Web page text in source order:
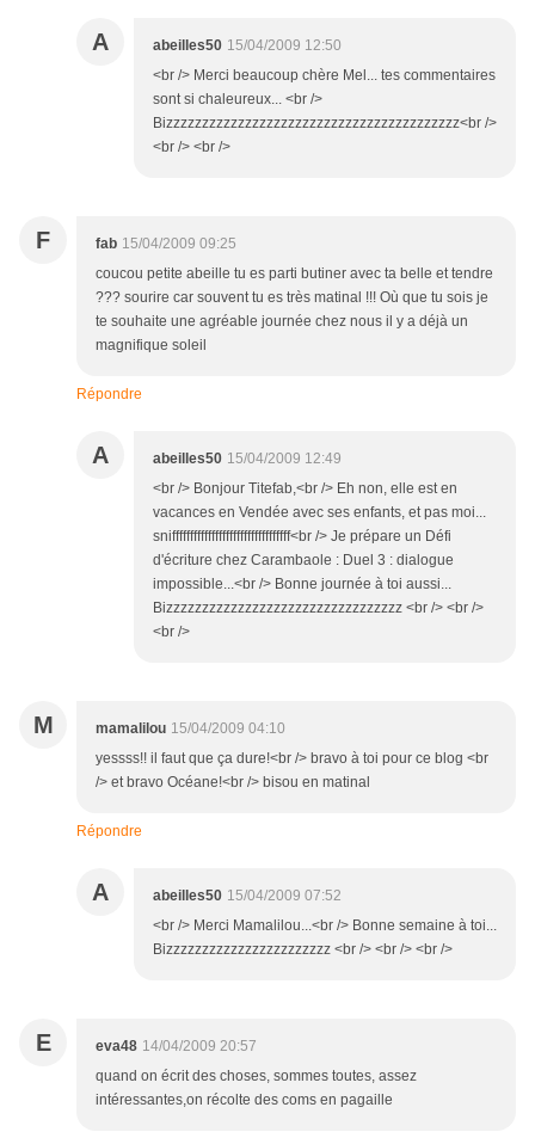
A abeilles50 15/04/2009 12:50
<br /> Merci beaucoup chère Mel... tes commentaires
sont si chaleureux... <br />
Bizzzzzzzzzzzzzzzzzzzzzzzzzzzzzzzzzzzzzzzzz<br />
<br /> <br />
F fab 15/04/2009 09:25
coucou petite abeille tu es parti butiner avec ta belle et tendre
??? sourire car souvent tu es très matinal !!! Où que tu sois je
te souhaite une agréable journée chez nous il y a déjà un
magnifique soleil
Répondre
A abeilles50 15/04/2009 12:49
<br /> Bonjour Titefab,<br /> Eh non, elle est en
vacances en Vendée avec ses enfants, et pas moi...
snifffffffffffffffffffffffffffffffff<br /> Je prépare un Défi
d'écriture chez Carambaole : Duel 3 : dialogue
impossible...<br /> Bonne journée à toi aussi...
Bizzzzzzzzzzzzzzzzzzzzzzzzzzzzzzzzz <br /> <br />
<br />
M mamalilou 15/04/2009 04:10
yessss!! il faut que ça dure!<br /> bravo à toi pour ce blog <br
/> et bravo Océane!<br /> bisou en matinal
Répondre
A abeilles50 15/04/2009 07:52
<br /> Merci Mamalilou...<br /> Bonne semaine à toi...
Bizzzzzzzzzzzzzzzzzzzzzzz <br /> <br /> <br />
E eva48 14/04/2009 20:57
quand on écrit des choses, sommes toutes, assez
intéressantes,on récolte des coms en pagaille